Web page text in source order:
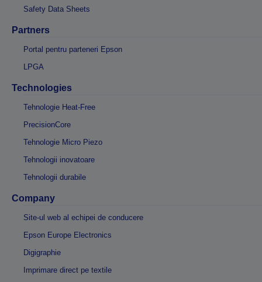
Safety Data Sheets
Partners
Portal pentru parteneri Epson
LPGA
Technologies
Tehnologie Heat-Free
PrecisionCore
Tehnologie Micro Piezo
Tehnologii inovatoare
Tehnologii durabile
Company
Site-ul web al echipei de conducere
Epson Europe Electronics
Digigraphie
Imprimare direct pe textile